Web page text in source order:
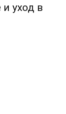
уход в